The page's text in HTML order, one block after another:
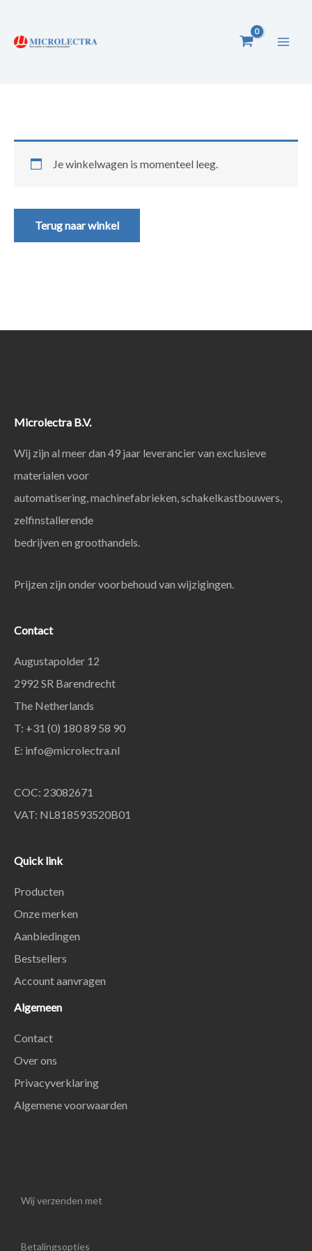
naar
Je winkelwagen is momenteel leeg.
Terug naar winkel
Microlectra B.V.
Wij zijn al meer dan 49 jaar leverancier van exclusieve
materialen voor
automatisering, machinefabrieken, schakelkastbouwers,
zelfinstallerende
bedrijven en groothandels.
Prijzen zijn onder voorbehoud van wijzigingen.
Contact
Augustapolder 12
2992 SR Barendrecht
The Netherlands
T: +31 (0) 180 89 58 90
E: info@microlectra.nl
COC: 23082671
VAT: NL818593520B01
Quick link
Producten
Onze merken
Aanbiedingen
Bestsellers
Account aanvragen
Algemeen
Contact
Over ons
Privacyverklaring
Algemene voorwaarden
Wij verzenden met
Betalingsopties